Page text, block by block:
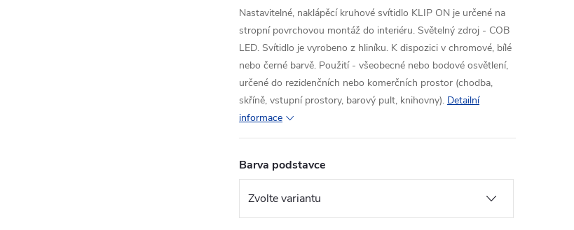
Nastavitelné, naklápěcí kruhové svítidlo KLIP ON je určené na
stropní povrchovou montáž do interiéru. Světelný zdroj - COB
LED. Svítidlo je vyrobeno z hliníku. K dispozici v chromové, bílé
nebo černé barvě. Použití - všeobecné nebo bodové osvětlení,
určené do rezidenčních nebo komerčních prostor (chodba,
skříně, vstupní prostory, barový pult, knihovny). Detailní
informace
Barva podstavce